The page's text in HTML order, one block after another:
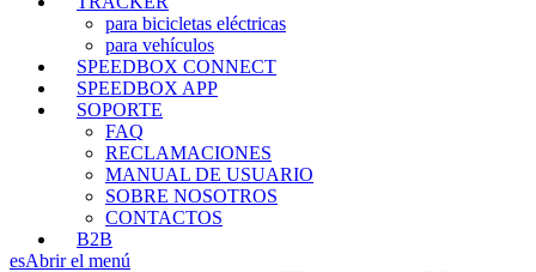
para bicicletas eléctricas
para vehículos
SPEEDBOX CONNECT
SPEEDBOX APP
SOPORTE
FAQ
RECLAMACIONES
MANUAL DE USUARIO
SOBRE NOSOTROS
CONTACTOS
B2B
esAbrir el menú